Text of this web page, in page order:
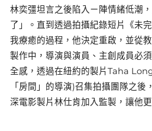
林奕彊坦言之後陷入ㄧ陣情緒低潮
了」。直到透過拍攝紀錄短片《未
我療癒的過程，他決定重啟，並從
製作中，導演與演員、主創成員必
全感，透過在紐約的製片Taha
「房間」的導演)召集拍攝團隊之
深電影製片林仕肯加入監製，讓他